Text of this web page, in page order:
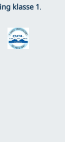
klasse 1.